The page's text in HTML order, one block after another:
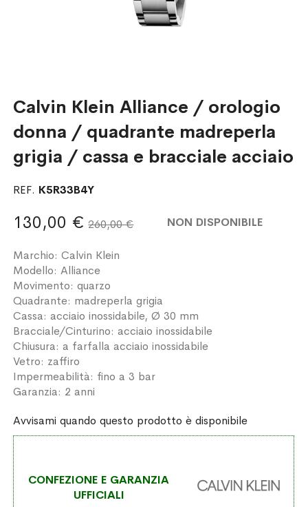
Calvin Klein Alliance / orologio
donna / quadrante madreperla
grigia / cassa e bracciale acciaio
REF. K5R33B4Y
130,00 € 260,00 € NON DISPONIBILE
Marchio: Calvin Klein
Modello: Alliance
Movimento: quarzo
Quadrante: madreperla grigia
Cassa: acciaio inossidabile, Ø 30 mm
Bracciale/Cinturino: acciaio inossidabile
Chiusura: a farfalla acciaio inossidabile
Vetro: zaffiro
Impermeabilità: fino a 3 bar
Garanzia: 2 anni
Avvisami quando questo prodotto è disponibile
CONFEZIONE E GARANZIA
UFFICIALI